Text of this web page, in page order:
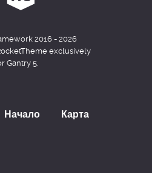
2016 - 2026
exclusively
Gantry 5.
Начало Карта